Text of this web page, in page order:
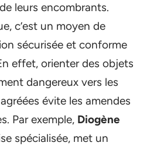
leurs encombrants.
c’est un moyen de
sécurisée et conforme
effet, orienter des objets
dangereux vers les
évite les amendes
Par exemple, Diogène
spécialisée, met un